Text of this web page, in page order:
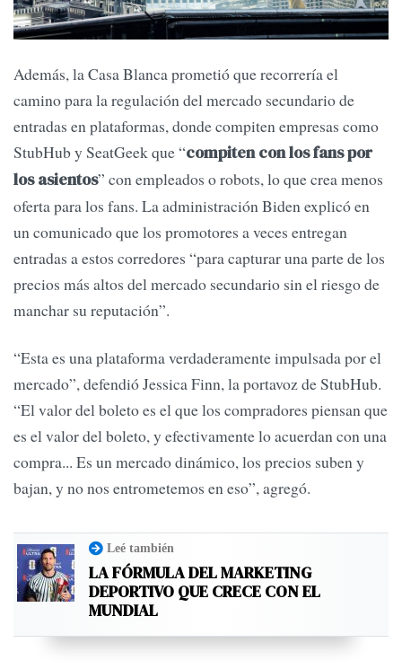
Además, la Casa Blanca prometió que recorrería el
camino para la regulación del mercado secundario de
entradas en plataformas, donde compiten empresas como
StubHub y SeatGeek que “compiten con los fans por
los asientos” con empleados o robots, lo que crea menos
oferta para los fans. La administración Biden explicó en
un comunicado que los promotores a veces entregan
entradas a estos corredores “para capturar una parte de los
precios más altos del mercado secundario sin el riesgo de
manchar su reputación”.
“Esta es una plataforma verdaderamente impulsada por el
mercado”, defendió Jessica Finn, la portavoz de StubHub.
“El valor del boleto es el que los compradores piensan que
es el valor del boleto, y efectivamente lo acuerdan con una
compra... Es un mercado dinámico, los precios suben y
bajan, y no nos entrometemos en eso”, agregó.
Leé también
LA FÓRMULA DEL MARKETING
DEPORTIVO QUE CRECE CON EL
MUNDIAL